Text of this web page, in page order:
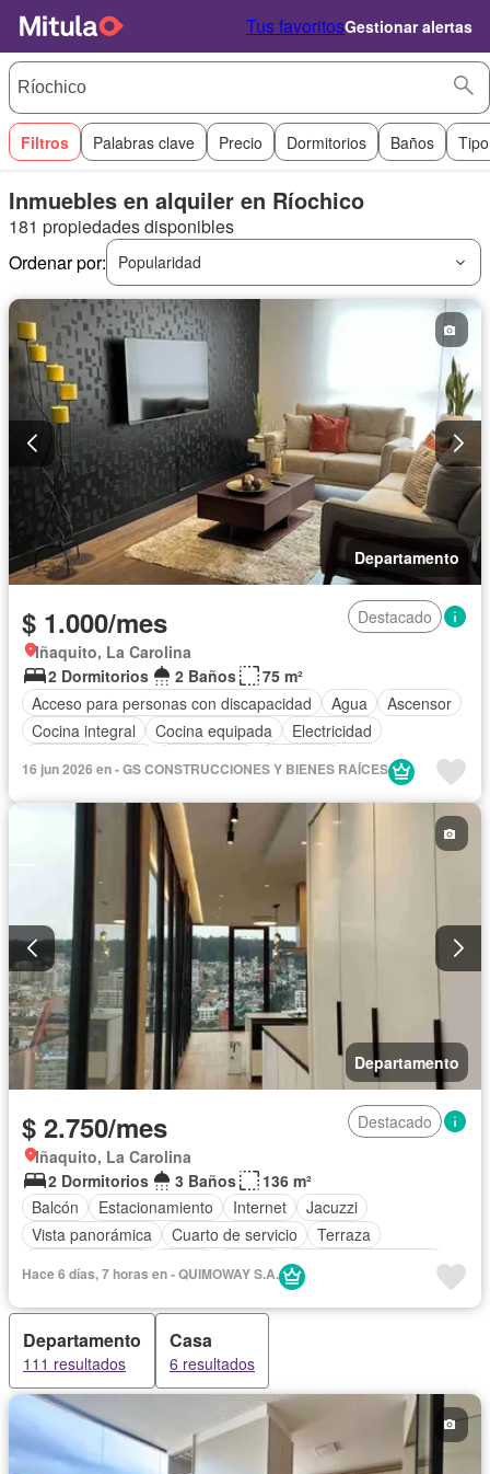
Tus favoritosGestionar alertas
Filtros Palabras clave Precio Dormitorios Baños
Inmuebles en alquiler en Ríochico
181 propiedades disponibles
Ordenar por:
Popularidad
Departamento
$ 1.000/mes
Destacado
Iñaquito, La Carolina
2 Dormitorios
2 Baños
75 m²
Acceso para personas con discapacidad
Agua
Ascensor
Cocina integral
Cocina equipada
Electricidad
Garita de guardianía
Completamente amoblado
16 jun 2026 en - GS CONSTRUCCIONES Y BIENES RAÍCES
Departamento
$ 2.750/mes
Destacado
Iñaquito, La Carolina
2 Dormitorios
3 Baños
136 m²
Balcón
Estacionamiento Internet
Jacuzzi
Vista panorámica
Cuarto de servicio
Terraza
Garita de guardianía
Gimnasio
Wifi
Agua
Alarma Armario empotrado
Cocina equipada
Electricidad
Cocina integral
Completamente amoblado
Hace 6 días, 7 horas en - QUIMOWAY S.A.
Departamento
111 resultados
Casa
6 resultados